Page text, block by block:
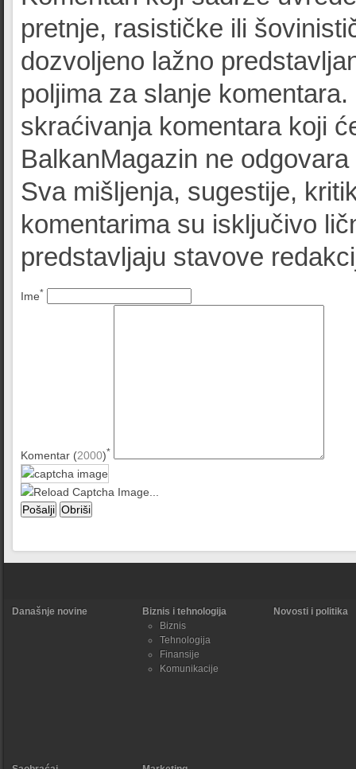
pretnje, rasističke ili
dozvoljeno lažno
poljima za slanje
skraćivanja komentara koji
BalkanMagazin ne
Sva mišljenja, sugestije,
komentarima su isključivo
predstavljaju stavove
Ime*
Komentar (2000)*
Današnje novine
Biznis i tehnologija
Biznis
Tehnologija
Finansije
Komunikacije
Novosti i politika